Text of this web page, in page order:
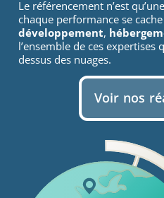
Le référencement n’est
chaque performance se
développement,
l’ensemble de ces
dessus des nuages.
Voir nos